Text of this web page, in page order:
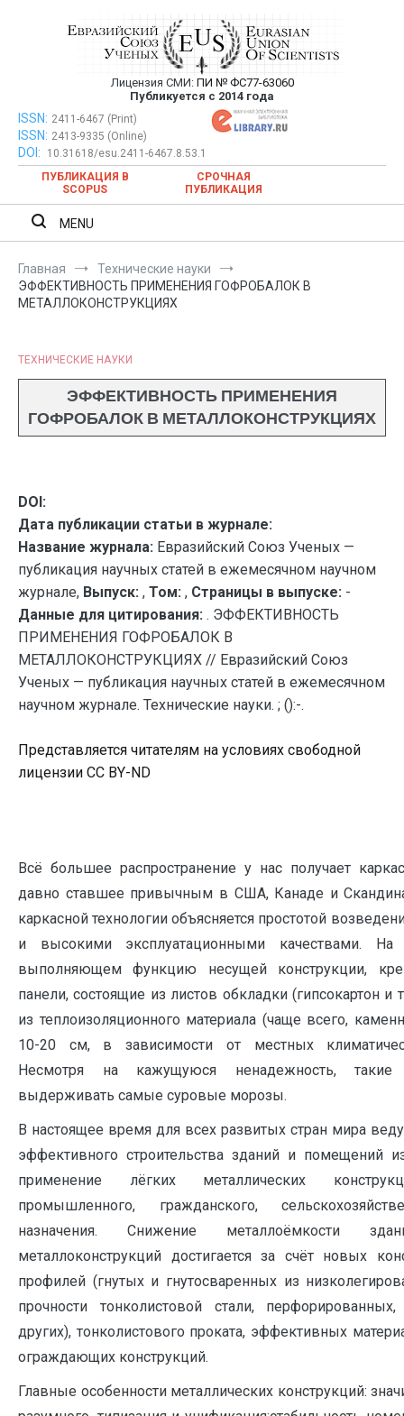
Евразийский Союз Ученых —
публикация научных статей в
ежемесячном научном журнале
Лицензия СМИ: ПИ № ФС77-63060
Публикуется с 2014 года
Евразийский Союз Ученых — публикация научных статей в
ежемесячном научном журнале
ISSN: 2411-6467 (Print)
ISSN: 2413-9335 (Online)
DOI:
10.31618/esu.2411-6467.8.53.1
ПУБЛИКАЦИЯ В
SCOPUS
СРОЧНАЯ
ПУБЛИКАЦИЯ
MENU
Главная
Технические науки
ЭФФЕКТИВНОСТЬ ПРИМЕНЕНИЯ ГОФРОБАЛОК В
МЕТАЛЛОКОНСТРУКЦИЯХ
ТЕХНИЧЕСКИЕ НАУКИ
ЭФФЕКТИВНОСТЬ ПРИМЕНЕНИЯ
ГОФРОБАЛОК В МЕТАЛЛОКОНСТРУКЦИЯХ
DOI:
Дата публикации статьи в журнале:
Название журнала: Евразийский Союз Ученых —
публикация научных статей в ежемесячном научном
журнале, Выпуск: , Том: , Страницы в выпуске: -
Данные для цитирования: . ЭФФЕКТИВНОСТЬ
ПРИМЕНЕНИЯ ГОФРОБАЛОК В
МЕТАЛЛОКОНСТРУКЦИЯХ // Евразийский Союз
Ученых — публикация научных статей в ежемесячном
научном журнале. Технические науки. ; ():-.
Представляется читателям на условиях свободной
лицензии CC BY-ND
Всё большее распространение у нас получает
давно ставшее привычным в США, Канаде и
каркасной технологии объясняется простотой
и высокими эксплуатационными качествами. На
выполняющем функцию несущей конструкции,
панели, состоящие из листов обкладки (гипсокартон и
из теплоизоляционного материала (чаще всего,
10-20 см, в зависимости от местных
Несмотря на кажущуюся ненадежность, такие
выдерживать самые суровые морозы.
В настоящее время для всех развитых стран мира
эффективного строительства зданий и помещений
применение лёгких металлических
промышленного, гражданского,
назначения. Снижение металлоёмкости
металлоконструкций достигается за счёт новых
профилей (гнутых и гнутосваренных из
прочности тонколистовой стали,
других), тонколистового проката, эффективных
ограждающих конструкций.
Главные особенности металлических конструкций: